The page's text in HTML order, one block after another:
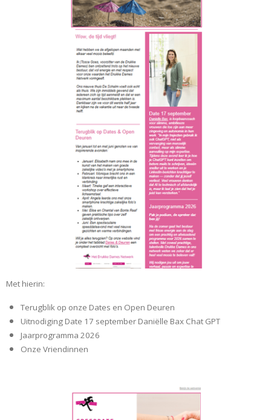
Met hierin:
Terugblik op onze Dates en Open Deuren
Uitnodiging Date 17 september Daniëlle Bax Chat GPT
Jaarprogramma 2026
Onze Vriendinnen